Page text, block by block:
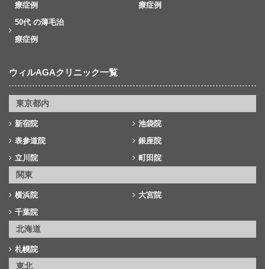
療症例
療症例
50代 の薄毛治
療症例
ウィルAGAクリニック一覧
東京都内
新宿院
池袋院
表参道院
銀座院
立川院
町田院
関東
横浜院
大宮院
千葉院
北海道
札幌院
東北